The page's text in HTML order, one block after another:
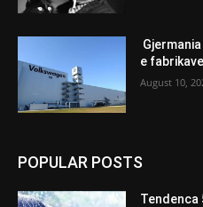
e
August 10,
POPULAR POSTS
Tendenca